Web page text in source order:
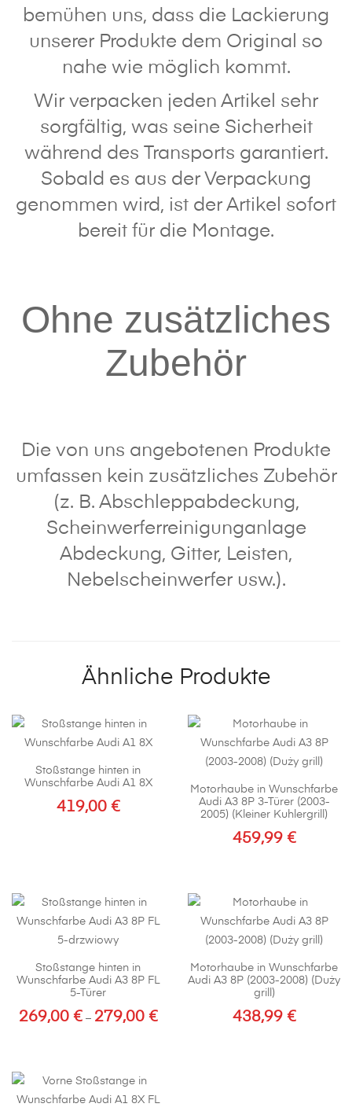
bemühen uns, dass die Lackierung
unserer Produkte dem Original so
nahe wie möglich kommt.
Wir verpacken jeden Artikel sehr
sorgfältig, was seine Sicherheit
während des Transports garantiert.
Sobald es aus der Verpackung
genommen wird, ist der Artikel sofort
bereit für die Montage.
Ohne zusätzliches
Zubehör
Die von uns angebotenen Produkte
umfassen kein zusätzliches Zubehör
(z. B. Abschleppabdeckung,
Scheinwerferreinigunganlage
Abdeckung, Gitter, Leisten,
Nebelscheinwerfer usw.).
Ähnliche Produkte
Stoßstange hinten in
Wunschfarbe Audi A1 8X
419,00 €
Varianten
auf.
Die
können
auf
der
Motorhaube in Wunschfarbe
Audi A3 8P 3-Türer (2003-
2005) (Kleiner Kuhlergrill)
459,99 €
Stoßstange hinten in
Wunschfarbe Audi A3 8P FL
5-Türer
269,00 € – 279,00 €Preisspanne:
weist
mehrere
Motorhaube in Wunschfarbe
Audi A3 8P (2003-2008) (Duży
grill)
438,99 €